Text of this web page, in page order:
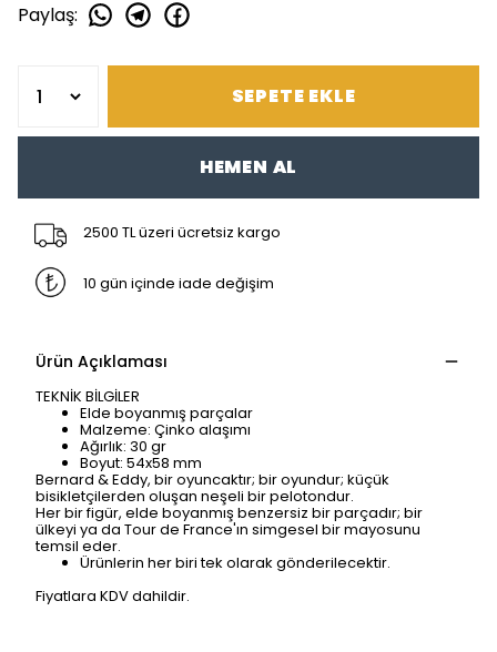
Paylaş:
SEPETE EKLE
HEMEN AL
2500 TL üzeri ücretsiz kargo
10 gün içinde iade değişim
Ürün Açıklaması
TEKNİK BİLGİLER
Elde boyanmış parçalar
Malzeme: Çinko alaşımı
Ağırlık: 30 gr
Boyut: 54x58 mm
Bernard & Eddy, bir oyuncaktır; bir oyundur; küçük
bisikletçilerden oluşan neşeli bir pelotondur.
Her bir figür, elde boyanmış benzersiz bir parçadır; bir
ülkeyi ya da Tour de France'ın simgesel bir mayosunu
temsil eder.
Ürünlerin her biri tek olarak gönderilecektir.
Fiyatlara KDV dahildir.